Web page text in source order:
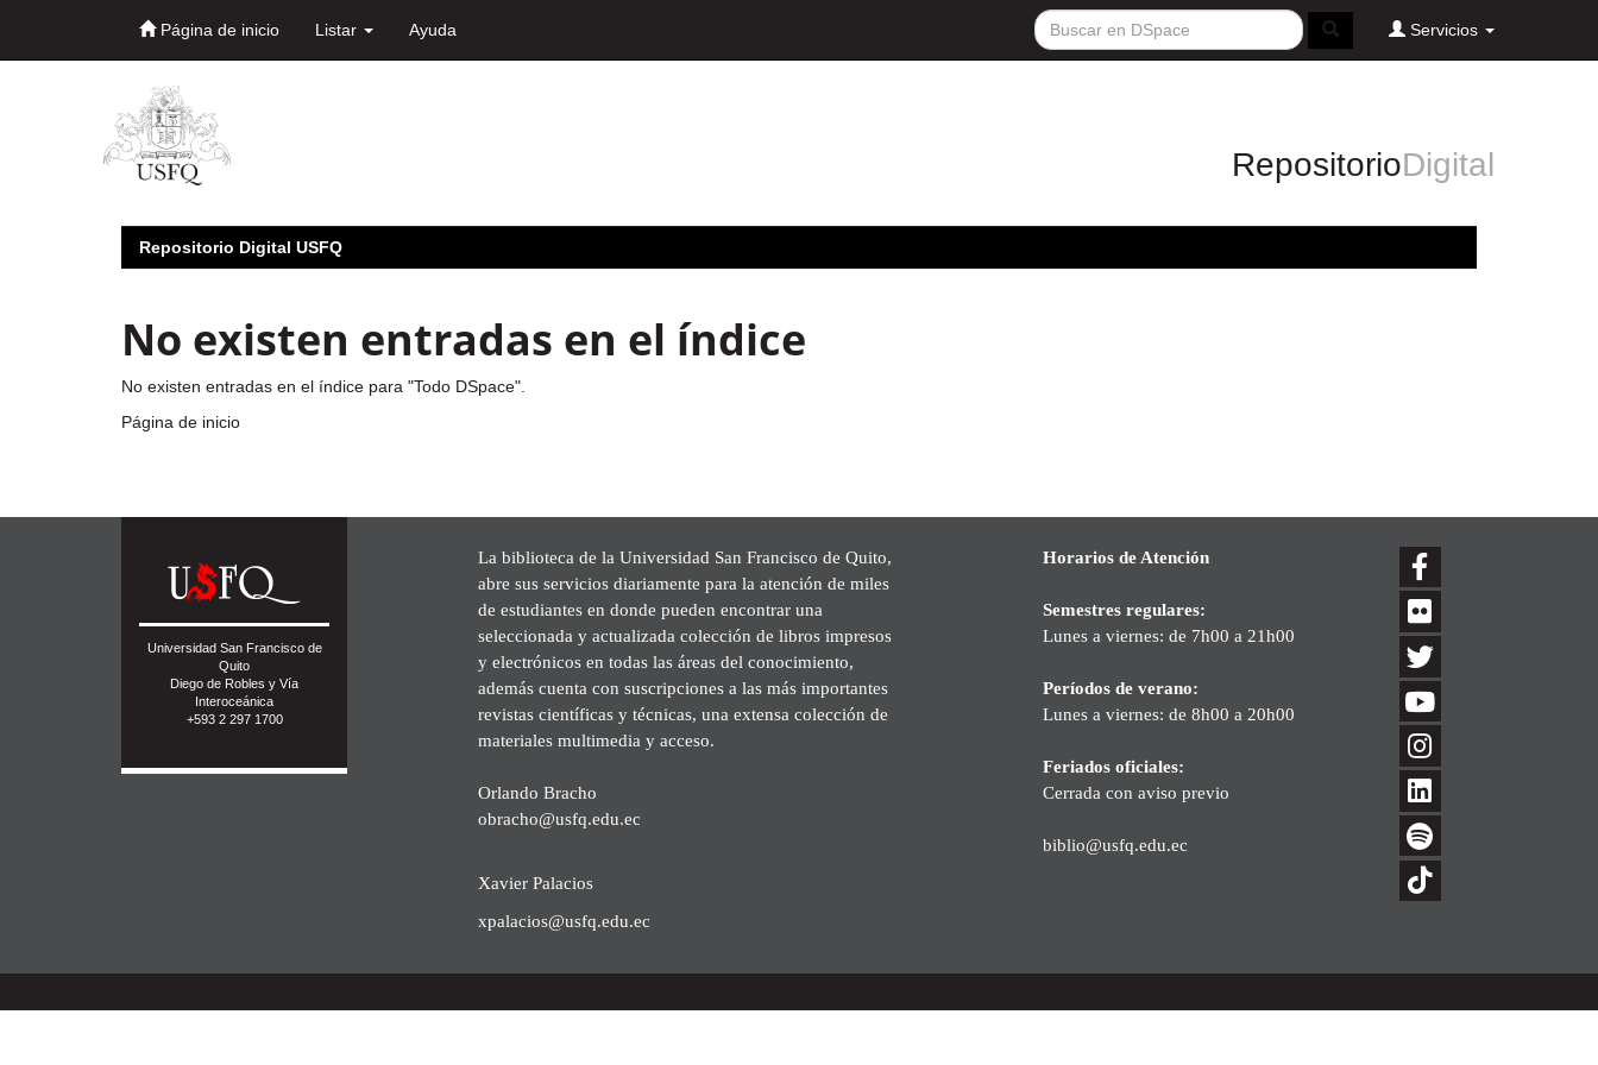
Página de inicio Listar Ayuda Servicios
RepositorioDigital
Repositorio Digital USFQ
No existen entradas en el índice
No existen entradas en el índice para "Todo DSpace".
Página de inicio
Universidad San Francisco de
Quito
Diego de Robles y Vía
Interoceánica
+593 2 297 1700
La biblioteca de la Universidad San Francisco de Quito,
abre sus servicios diariamente para la atención de miles
de estudiantes en donde pueden encontrar una
seleccionada y actualizada colección de libros impresos
y electrónicos en todas las áreas del conocimiento,
además cuenta con suscripciones a las más importantes
revistas científicas y técnicas, una extensa colección de
materiales multimedia y acceso.
Orlando Bracho
obracho@usfq.edu.ec
Xavier Palacios
xpalacios@usfq.edu.ec
Horarios de Atención
Semestres regulares:
Lunes a viernes: de 7h00 a 21h00
Períodos de verano:
Lunes a viernes: de 8h00 a 20h00
Feriados oficiales:
Cerrada con aviso previo
biblio@usfq.edu.ec